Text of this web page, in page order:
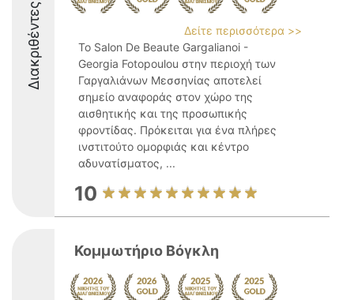
Διακριθέντες
Δείτε περισσότερα >>
Το Salon De Beaute Gargalianoi -
Georgia Fotopoulou στην περιοχή των
Γαργαλιάνων Μεσσηνίας αποτελεί
σημείο αναφοράς στον χώρο της
αισθητικής και της προσωπικής
φροντίδας. Πρόκειται για ένα πλήρες
ινστιτούτο ομορφιάς και κέντρο
αδυνατίσματος, ...
10
Κομμωτήριο Βόγκλη